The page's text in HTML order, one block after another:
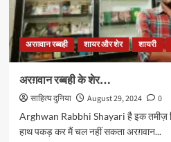
अरग़वान रब्बही शायर और शेर शायरी
अरग़वान रब्बही के शेर…
साहित्य दुनिया August 29, 2024
0
Arghwan Rabbhi Shayari है इक तमीज़
हाथ पकड़ कर मैं चल नहीं सकता अरग़वान...